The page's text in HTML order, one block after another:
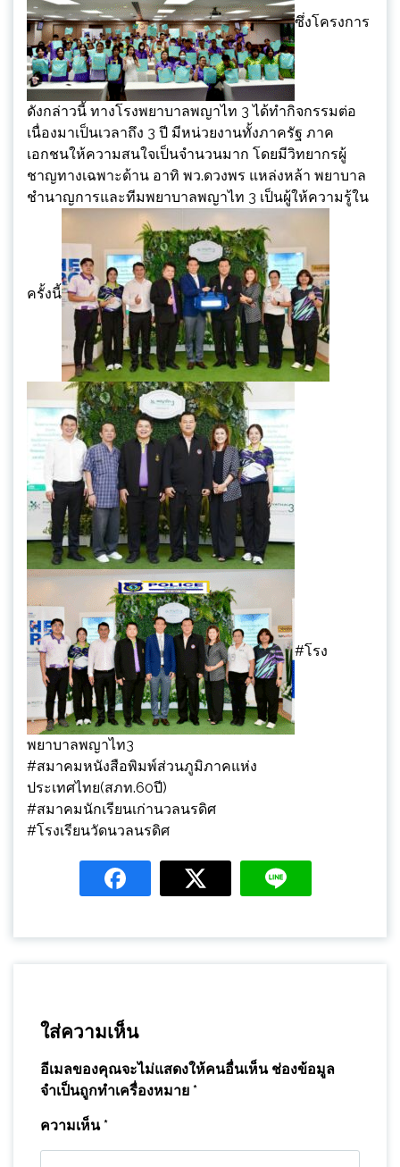
ซึ่งโครงการ
ดังกล่าวนี้​ ทางโรงพยาบาลพญาไท 3 ได้ทำกิจกรรมต่อ
เนื่องมาเป็นเวลาถึง 3 ปี​ มีหน่วยงานทั้งภาครัฐ ภาค
เอกชนให้ความสนใจเป็นจำนวนมาก โดยมีวิทยากรผู้
ชาญทางเฉพาะด้าน อาทิ พว.ดวงพร แหล่งหล้า พยาบาล
ชำนาญการและทีมพยาบาลพญาไท 3 เป็นผู้ให้ความรู้ใน
ครั้งนี้
#โรง
พยาบาลพญาไท3
#สมาคมหนังสือพิมพ์ส่วนภูมิภาคแห่ง
ประเทศไทย(สภท.60ปี)​
#สมาคมนักเรียนเก่านวลนรดิศ
#โรงเรียนวัดนวลนรดิศ
ใส่ความเห็น
อีเมลของคุณจะไม่แสดงให้คนอื่นเห็น ช่องข้อมูล
จำเป็นถูกทำเครื่องหมาย *
ความเห็น*